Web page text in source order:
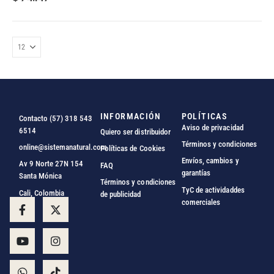
Contacto (57) 318 543
6514
online@sistemanatural.com
Av 9 Norte 27N 154
Santa Mónica
Cali, Colombia
INFORMACIÓN
Quiero ser distribuidor
Políticas de Cookies
FAQ
Términos y condiciones
de publicidad
POLÍTICAS
Aviso de privacidad
Términos y condiciones
Envíos, cambios y
garantías
TyC de actividaddes
comerciales